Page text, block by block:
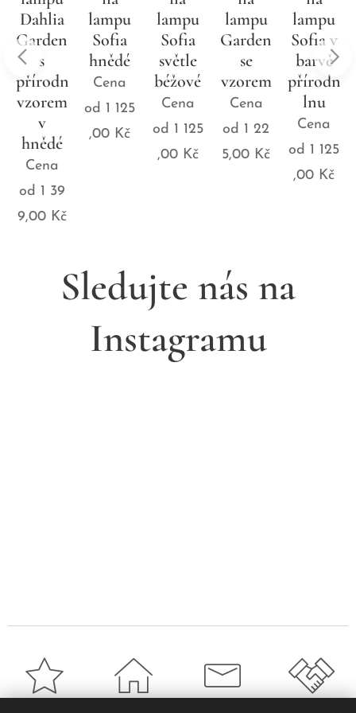
lampu
Sofia
hnědé
Cena
od1 125
,00 Kč
lampu
Sofia
světle
béžové
Cena
od1 125
lampu
Garden
se
vzorem
Cena
od1 22
5,00 Kč
lampu
Sofia v
barvě
přírodního
lnu
Cena
od1 125
lampu
Sofia
šedé
Cena
od1 125
Kč
Sledujte nás na
Instagramu